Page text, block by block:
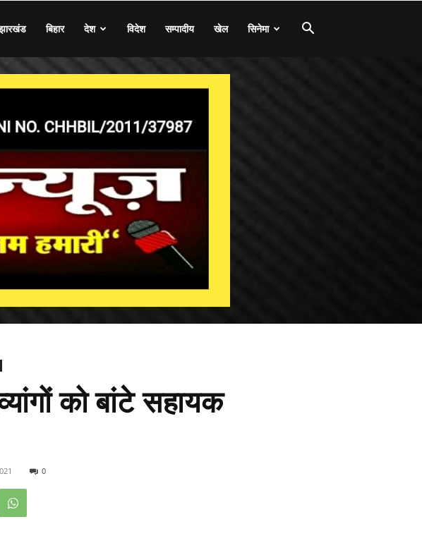
बिहार देश विदेश सम्पादीय खेल सिनेमा
को बांटे सहायक
0